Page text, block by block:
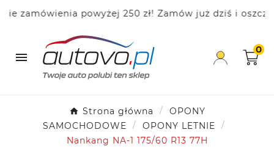
zamówienia powyżej 250 zł! Zamów już dziś i

0
Strona główna
OPONY
SAMOCHODOWE
OPONY LETNIE
Nankang NA-1 175/60 R13 77H